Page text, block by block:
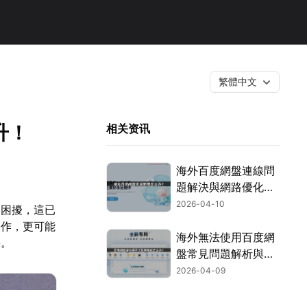
繁體中文
擾，這已
，更可能
相关资讯
海外百度網盤連線問
題解決與網路優化指
南！
2026-04-10
海外無法使用百度網
盤常見問題解析與網
路優化攻略！
2026-04-09